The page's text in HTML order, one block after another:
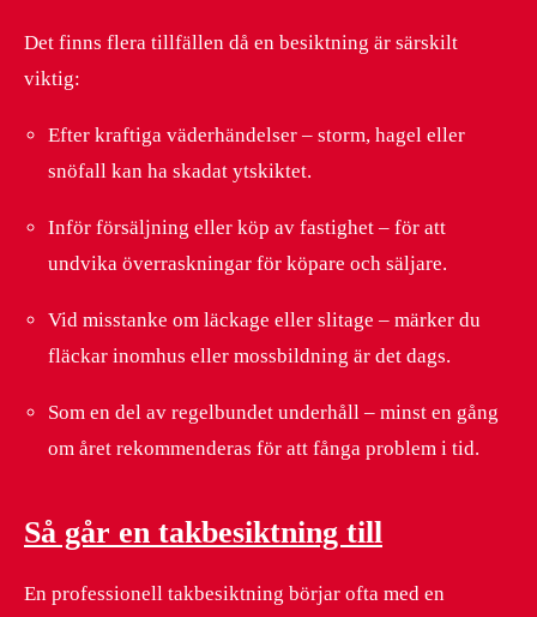
Det finns flera tillfällen då en besiktning är särskilt
viktig:
Efter kraftiga väderhändelser – storm, hagel eller
snöfall kan ha skadat ytskiktet.
Inför försäljning eller köp av fastighet – för att
undvika överraskningar för köpare och säljare.
Vid misstanke om läckage eller slitage – märker du
fläckar inomhus eller mossbildning är det dags.
Som en del av regelbundet underhåll – minst en gång
om året rekommenderas för att fånga problem i tid.
Så går en takbesiktning till
En professionell takbesiktning börjar ofta med en